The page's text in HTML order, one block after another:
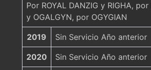
Por ROYAL DANZIG y RIGHA, por
y OGALGYN, por OGYGIAN
2019 Sin Servicio Año anterior
2020 Sin Servicio Año anterior